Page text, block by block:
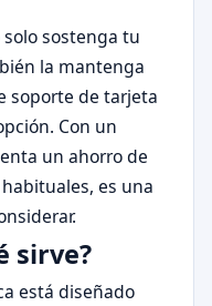
sostenga tu
la mantenga
soporte de tarjeta
Con un
un ahorro de
es una
sirve?
está diseñado